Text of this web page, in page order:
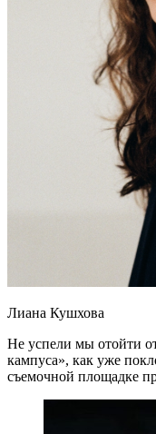
Лиана Кушхова
Не успели мы отойти
кампуса», как уже
съемочной площадке